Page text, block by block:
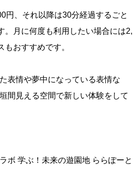
円、それ以降は30分経過するごと
。月に何度も利用したい場合には2,
おすすめです。
表情や夢中になっている表情な
間見える空間で新しい体験をして
ボ 学ぶ！未来の遊園地 ららぽーと